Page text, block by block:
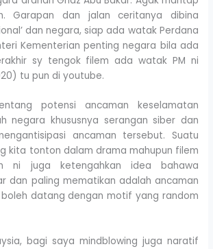
Garapan dan jalan ceritanya dibina
dan negara, siap ada watak Perdana
Kementerian penting negara bila ada
sy tengok filem ada watak PM ni
tu pun di youtube.
potensi ancaman keselamatan
negara khususnya serangan siber dan
ancaman tersebut. Suatu
kita tonton dalam drama mahupun filem
ni juga ketengahkan idea bahawa
dan paling mematikan adalah ancaman
datang dengan motif yang random
bagi saya mindblowing juga naratif